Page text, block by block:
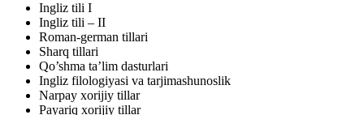
Ingliz tili I
Ingliz tili – II
Roman-german tillari
Sharq tillari
Qo’shma ta’lim dasturlari
Ingliz filologiyasi va tarjimashunoslik
Narpay xorijiy tillar
Payariq xorijiy tillar